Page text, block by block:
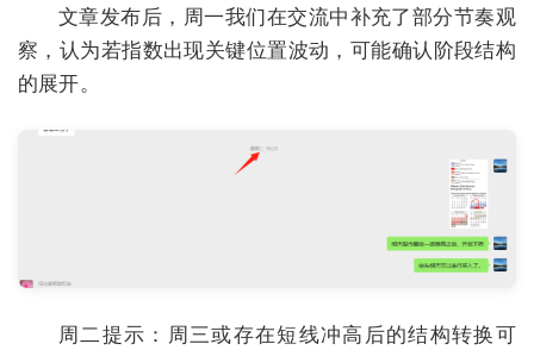
文章发布后，周一我们在交流中补充了部分节奏观
察，认为若指数出现关键位置波动，可能确认阶段结构
的展开。
周二提示：周三或存在短线冲高后的结构转换可